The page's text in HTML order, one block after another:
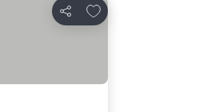
Compartir
Añadir a favoritos